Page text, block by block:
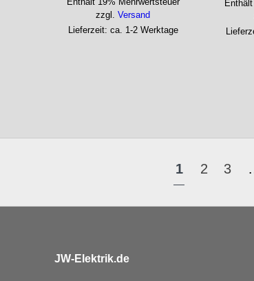
war:
149,00 €
zzgl.Versand
Lieferzeit: ca. 1-2 Werktage
1 2 3
JW-Elektrik.de